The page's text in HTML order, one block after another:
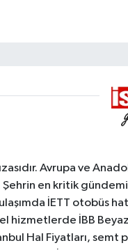
Avrupa ve
en kritik
İETT otobüs
hizmetlerde İBB
Hal Fiyatları, semt